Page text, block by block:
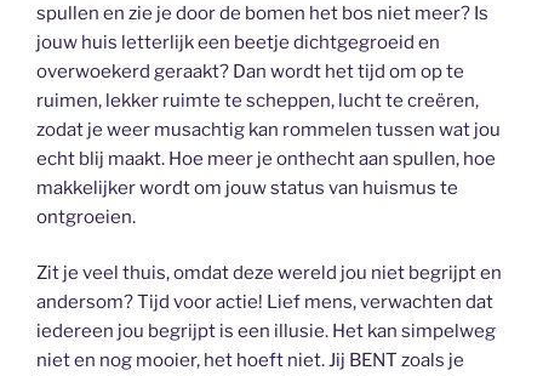
spullen en zie je door de bomen het bos niet meer? Is
jouw huis letterlijk een beetje dichtgegroeid en
overwoekerd geraakt? Dan wordt het tijd om op te
ruimen, lekker ruimte te scheppen, lucht te creëren,
zodat je weer musachtig kan rommelen tussen wat jou
echt blij maakt. Hoe meer je onthecht aan spullen, hoe
makkelijker wordt om jouw status van huismus te
ontgroeien.
Zit je veel thuis, omdat deze wereld jou niet begrijpt en
andersom? Tijd voor actie! Lief mens, verwachten dat
iedereen jou begrijpt is een illusie. Het kan simpelweg
niet en nog mooier, het hoeft niet. Jij BENT zoals je